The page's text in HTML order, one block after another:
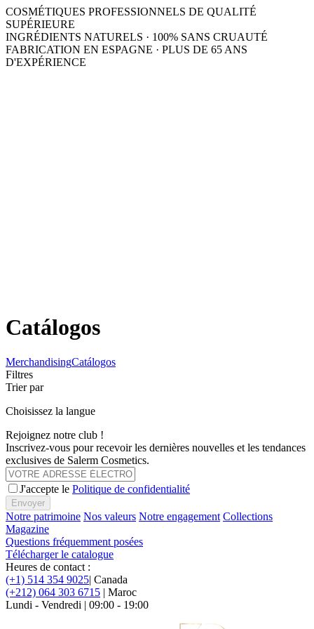
COSMÉTIQUES PROFESSIONNELS DE QUALITÉ
SUPÉRIEURE
INGRÉDIENTS NATURELS · 100% SANS CRUAUTÉ
FABRICATION EN ESPAGNE · PLUS DE 65 ANS
D'EXPÉRIENCE
Catálogos
MerchandisingCatálogos
Filtres
Trier par
Choisissez la langue
Rejoignez notre club !
Inscrivez-vous pour recevoir les dernières nouvelles et les tendances
exclusives de Salerm Cosmetics.
J'accepte le Politique de confidentialité
Envoyer
Notre patrimoine Nos valeurs Notre engagement Collections
Magazine
Questions fréquemment posées
Télécharger le catalogue
Heures de contact :
(+1) 514 354 9025| Canada
(+212) 064 303 6715 | Maroc
Lundi - Vendredi | 09:00 - 19:00